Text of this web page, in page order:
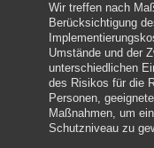
Wir treffen nach
Berücksichtigung
Umstände und der
unterschiedlichen
des Risikos für die
Personen,
Maßnahmen, um
Schutzniveau zu